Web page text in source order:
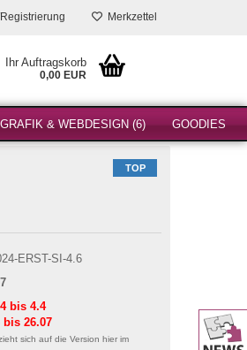
Merkzettel
Ihr Auftragskorb
0,00 EUR
GRAFIK & WEBDESIGN (6) GOODIES
TOP
ERST-SI-4.6
bis 4.4
bis 26.07
sich auf die Version hier im